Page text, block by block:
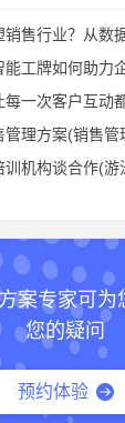
销售行业？从数
能工牌如何助力
每一次客户互动
理方案(销售管
机构谈合作(游泳
案专家可
您的疑问
预约体验